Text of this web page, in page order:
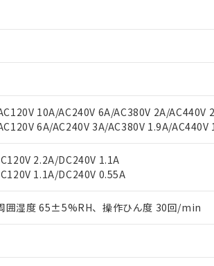
10A/AC240V 6A/AC380V 2A/AC440V
6A/AC240V 3A/AC380V 1.9A/AC440V
2.2A/DC240V 1.1A
1.1A/DC240V 0.55A
湿度 65±5%RH、操作ひん度 30回/min
準価格はお客様のお取引先、またはお客様担
さい。
や当社販売拠点は「販売ネットワーク
」
結果を当社の事前の承諾なく第三者に漏洩ま
スト作成サービス）をご利用いただくには
上で当社にご登録された部品リストについて
スに関するお客様との取引・商談に必要な範
、"個人情報の共同利用に関して"
の「1.共
御機器に対する適用除外項目は除く。
より、予定月が前後することがあります。
ード
ードすることができます。
中国RoHSの基準値以下であることを示しま
中国RoHSの基準値を超えていることを示し
：
、 Cd(カドミウム) : 100ppm、
ポリ臭化ビフェニル類) : 1000ppm、 PBDEs(ポリ臭化ジ
DIBP(フタル酸ジイソブチル) : 1000ppm、 BBP(フタル酸
)) : 1000ppm
すべてが基準値以下であることを示します。
いて有害物質が外部に漏えいし、環境に深
のうち、外国為替および外国貿易法に定める
器、ミサイル、化学兵器、生物兵器またはそ
せん。
者に販売する場合は、上記1、2および3の内
び販売に係わる関係者が違法に輸出するおそ
り
が在庫あり
状況については、お客様のお取引先、また
売員にご確認ください)
在庫状況の情報を公開していない機種